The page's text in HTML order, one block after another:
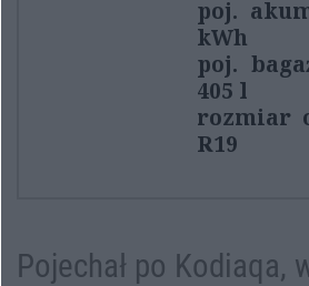
poj.
kWh
poj.
405 l
rozmiar
R19
Pojechał po Kodiaqa,